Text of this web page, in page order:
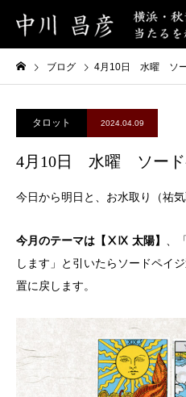
ブログ 4月10日 水曜 ソー
タロット 2024.04.09
4月10日 水曜 ソード
今日から明日と、お水取り（祐
今月のテーマは【ⅩⅨ 太陽】
、
します」と引いたらソードペイ
置に戻します。